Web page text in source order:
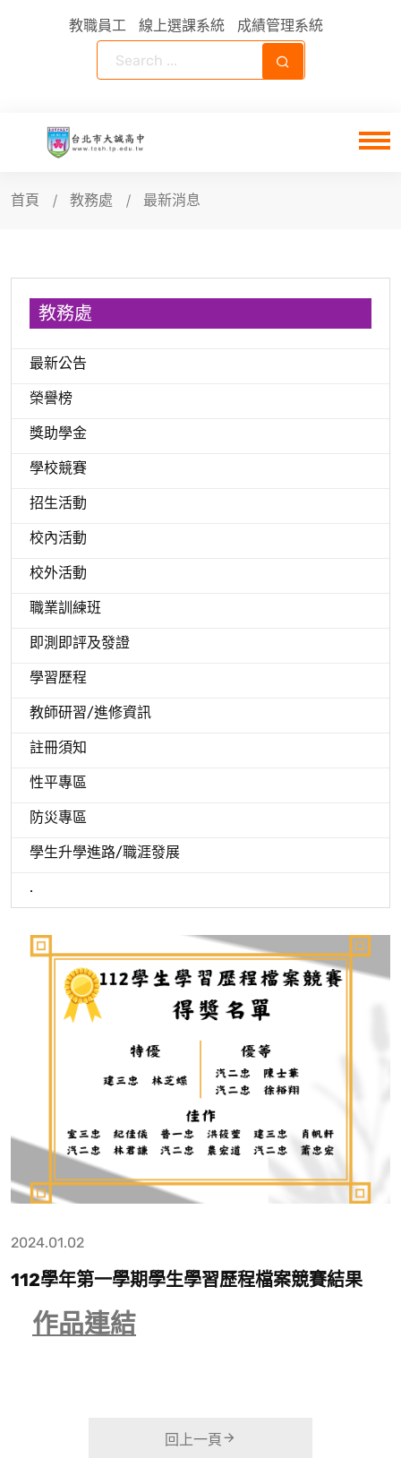
教職員工 線上選課系統 成績管理系統
首頁 教務處 最新消息
教務處
最新公告
榮譽榜
獎助學金
學校競賽
招生活動
校內活動
校外活動
職業訓練班
即測即評及發證
學習歷程
教師研習/進修資訊
註冊須知
性平專區
防災專區
學生升學進路/職涯發展
.
2024.01.02
112學年第一學期學生學習歷程檔案競賽結果
作品連結
回上一頁